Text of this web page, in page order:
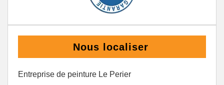
Nous localiser
Entreprise de peinture Le Perier